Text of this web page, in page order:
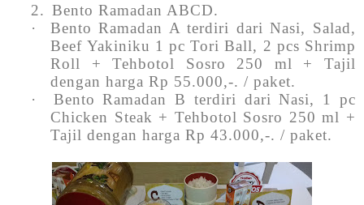
2. Bento Ramadan ABCD.
·
Bento Ramadan A terdiri dari Nasi, Salad,
Beef Yakiniku 1 pc Tori Ball, 2 pcs Shrimp
Roll + Tehbotol Sosro 250 ml + Tajil
dengan harga Rp 55.000,-. / paket.
·
Bento Ramadan B terdiri dari Nasi, 1 pc
Chicken Steak + Tehbotol Sosro 250 ml +
Tajil dengan harga Rp 43.000,-. / paket.